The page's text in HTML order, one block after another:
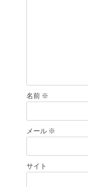
名前 ※
メール ※
サイト